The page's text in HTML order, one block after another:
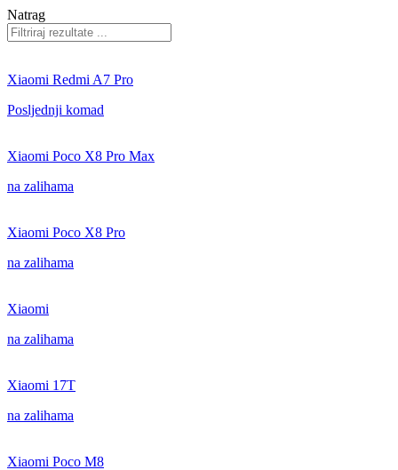
Natrag
Xiaomi Redmi A7 Pro
Posljednji komad
Xiaomi Poco X8 Pro Max
na zalihama
Xiaomi Poco X8 Pro
na zalihama
Xiaomi
na zalihama
Xiaomi 17T
na zalihama
Xiaomi Poco M8